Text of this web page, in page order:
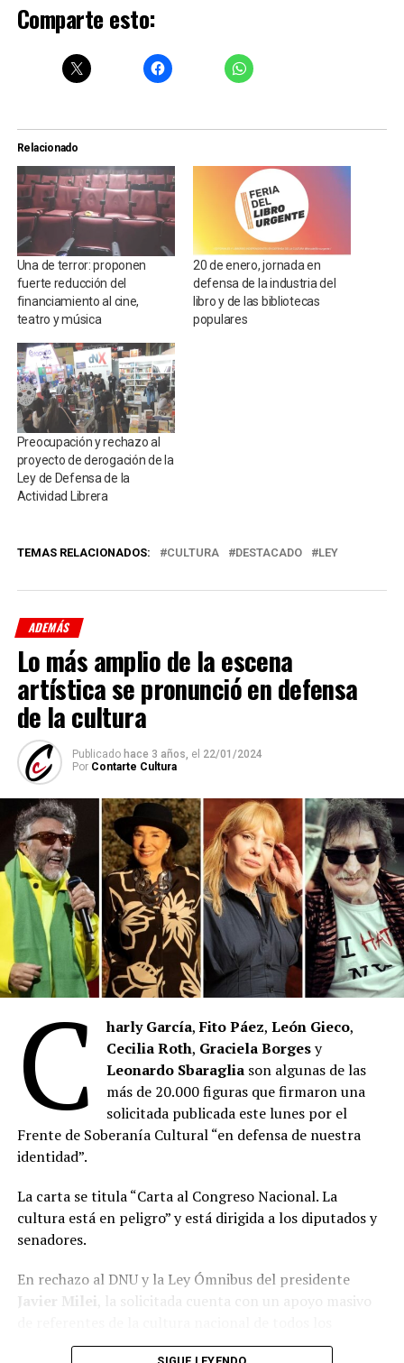
Comparte esto:
Relacionado
Una de terror: proponen
fuerte reducción del
financiamiento al cine,
teatro y música
20 de enero, jornada en
defensa de la industria del
libro y de las bibliotecas
populares
Preocupación y rechazo al
proyecto de derogación de la
Ley de Defensa de la
Actividad Librera
TEMAS RELACIONADOS: CULTURA DESTACADO LEY
ADEMÁS
Lo más amplio de la escena
artística se pronunció en defensa
de la cultura
Publicado hace 3 años, el 22/01/2024
Por Contarte Cultura
C harly García,Fito Páez,León Gieco,
Cecilia Roth, Graciela Borgesy
Leonardo Sbaraglia son algunas de las
más de 20.000 figuras que firmaron una
solicitada publicada este lunes por el
Frente de Soberanía Cultural “en defensa de nuestra
identidad”.
La carta se titula “Carta al Congreso Nacional. La
cultura está en peligro” y está dirigida a los diputados y
senadores.
En rechazo al DNU y la Ley Ómnibus del presidente
Javier Milei , la solicitada cuenta con un apoyo masivo
sectores.